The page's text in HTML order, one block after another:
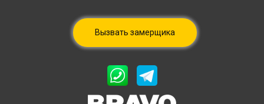
Вызвать замерщика